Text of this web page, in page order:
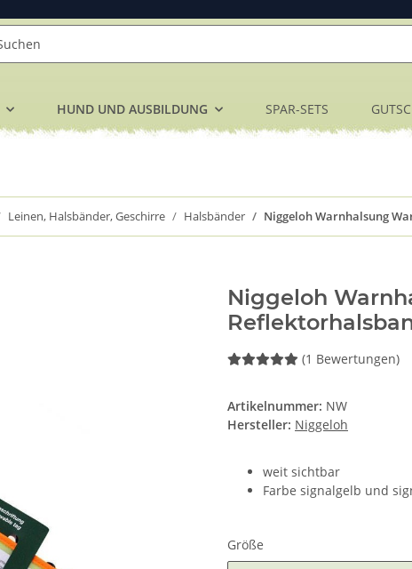
HUND UND AUSBILDUNG SPAR-SETS
Leinen, Halsbänder, Geschirre Halsbänder Niggeloh Warnhalsung
Niggeloh
(1 Bewertungen)
Artikelnummer: NW
Hersteller: Niggeloh
weit sichtbar
Farbe signalgelb und
Größe